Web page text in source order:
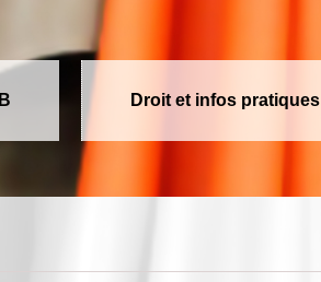
Droit et infos pratiques